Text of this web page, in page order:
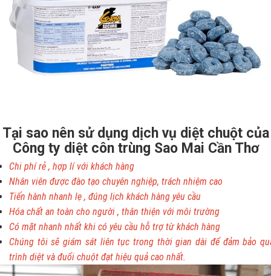
Tại sao nên sử dụng dịch vụ diệt chuột của
Công ty diệt côn trùng Sao Mai Cần Thơ
Chi phí rẻ , hợp lí với khách hàng
Nhân viên được đào tạo chuyên nghiệp, trách nhiệm cao
Tiến hành nhanh lẹ , đúng lịch khách hàng yêu cầu
Hóa chất an toàn cho người , thân thiện với môi trường
Có mặt nhanh nhất khi có yêu cầu hỗ trợ từ khách hàng
Chúng tôi sẽ giám sát liên tục trong thời gian dài để đảm bảo
trình diệt và đuổi chuột đạt hiệu quả cao nhất.